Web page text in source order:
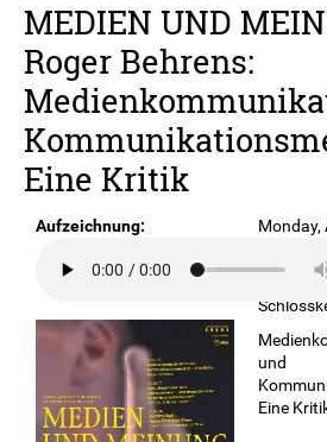
to
top
MEDIEN UND
Roger Behrens:
Eine Kritik
Aufzeichnung:
Monday,
und
Eine